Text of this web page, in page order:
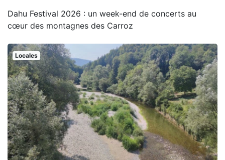
Dahu Festival 2026 : un week-end de concerts au
cœur des montagnes des Carroz
Locales